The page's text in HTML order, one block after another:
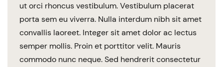
ut orci rhoncus vestibulum. Vestibulum placerat
porta sem eu viverra. Nulla interdum nibh sit amet
convallis laoreet. Integer sit amet dolor ac lectus
semper mollis. Proin et porttitor velit. Mauris
commodo nunc neque. Sed hendrerit consectetur